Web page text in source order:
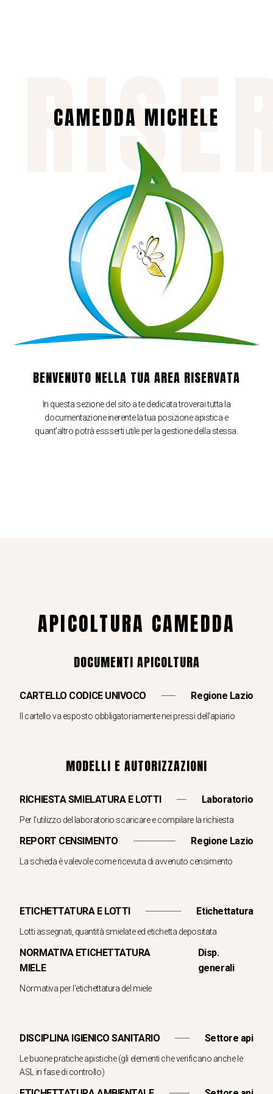
CAMEDDA MICHELE
BENVENUTO NELLA TUA AREA RISERVATA
In questa sezione del sito a te dedicata troverai tutta la
documentazione inerente la tua posizione apistica e
quant’altro potrà essserti utile per la gestione della stessa.
APICOLTURA CAMEDDA
DOCUMENTI APICOLTURA
CARTELLO CODICE UNIVOCO Regione Lazio
Il cartello va esposto obbligatoriamente nei pressi dell'apiario
MODELLI E AUTORIZZAZIONI
RICHIESTA SMIELATURA E LOTTI Laboratorio
Per l'utilizzo del laboratorio scaricare e compilare la richiesta
REPORT CENSIMENTO Regione Lazio
La scheda è valevole come ricevuta di avvenuto censimento
ETICHETTATURA E LOTTI Etichettatura
Lotti assegnati, quantità smielate ed etichetta depositata
NORMATIVA ETICHETTATURA
MIELE
Disp.
generali
Normativa per l'etichettatura del miele
DISCIPLINA IGIENICO SANITARIO Settore api
Le buone pratiche apistiche (gli elementi che verificano anche le
ASL in fase di controllo)